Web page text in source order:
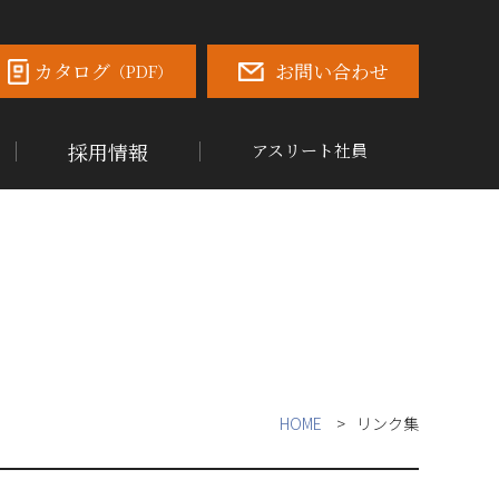
カタログ （PDF） お問い合わせ
採用情報 アスリート社員
HOME リンク集